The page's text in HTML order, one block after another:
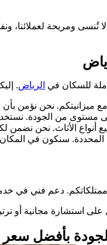
لا تُنسى ومريحة لعملائنا،
للسكان في الرياض.
ميزانيتكم. نحن نؤمن
مستوى من الجودة.
أنواع الأثاث. نحن
المحددة. سنكون في
دعم فني في
استشارة مجانية أو
بأفضل سعر